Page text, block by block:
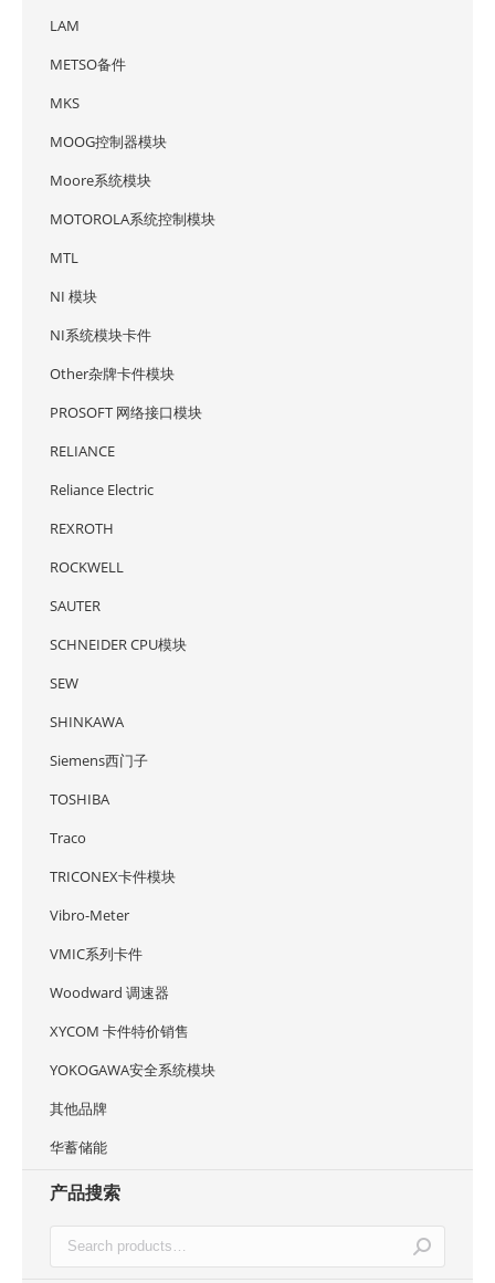
LAM
METSO备件
MKS
MOOG控制器模块
Moore系统模块
MOTOROLA系统控制模块
MTL
NI 模块
NI系统模块卡件
Other杂牌卡件模块
PROSOFT 网络接口模块
RELIANCE
Reliance Electric
REXROTH
ROCKWELL
SAUTER
SCHNEIDER CPU模块
SEW
SHINKAWA
Siemens西门子
TOSHIBA
Traco
TRICONEX卡件模块
Vibro-Meter
VMIC系列卡件
Woodward 调速器
XYCOM 卡件特价销售
YOKOGAWA安全系统模块
其他品牌
华蓄储能
产品搜索